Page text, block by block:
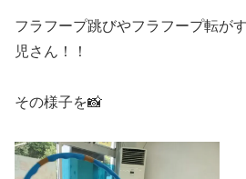
フラフープ跳びやフラフープ転が
児さん！！
その様子を📸